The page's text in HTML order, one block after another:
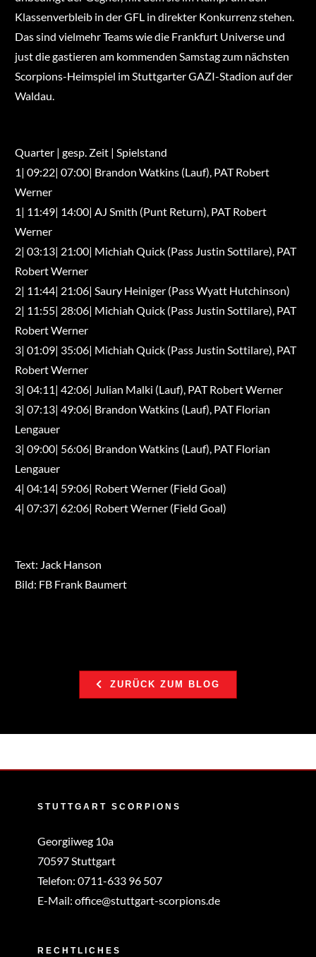
Klassenverbleib in der GFL in direkter Konkurrenz stehen.
Das sind vielmehr Teams wie die Frankfurt Universe und
just die gastieren am kommenden Samstag zum nächsten
Scorpions-Heimspiel im Stuttgarter GAZI-Stadion auf der
Waldau.
Quarter | gesp. Zeit | Spielstand
1| 09:22| 07:00| Brandon Watkins (Lauf), PAT Robert
Werner
1| 11:49| 14:00| AJ Smith (Punt Return), PAT Robert
Werner
2| 03:13| 21:00| Michiah Quick (Pass Justin Sottilare), PAT
Robert Werner
2| 11:44| 21:06| Saury Heiniger (Pass Wyatt Hutchinson)
2| 11:55| 28:06| Michiah Quick (Pass Justin Sottilare), PAT
Robert Werner
3| 01:09| 35:06| Michiah Quick (Pass Justin Sottilare), PAT
Robert Werner
3| 04:11| 42:06| Julian Malki (Lauf), PAT Robert Werner
3| 07:13| 49:06| Brandon Watkins (Lauf), PAT Florian
Lengauer
3| 09:00| 56:06| Brandon Watkins (Lauf), PAT Florian
Lengauer
4| 04:14| 59:06| Robert Werner (Field Goal)
4| 07:37| 62:06| Robert Werner (Field Goal)
Text: Jack Hanson
Bild: FB Frank Baumert
ZURÜCK ZUM BLOG
STUTTGART SCORPIONS
Georgiiweg 10a
70597 Stuttgart
Telefon: 0711-633 96 507
E-Mail: office@stuttgart-scorpions.de
RECHTLICHES